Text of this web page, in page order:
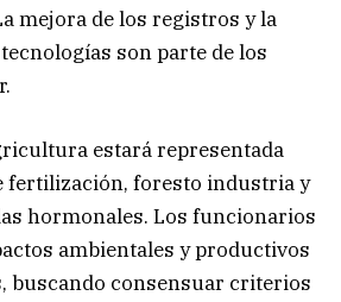
mejora de los registros y la
son parte de los
estará representada
fertilización, foresto industria y
hormonales. Los funcionarios
ambientales y productivos
buscando consensuar criterios